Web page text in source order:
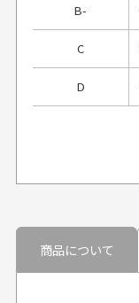
B-
C
D
商品について